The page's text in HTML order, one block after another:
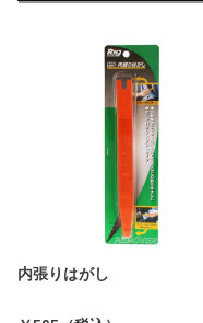
内張りはがし